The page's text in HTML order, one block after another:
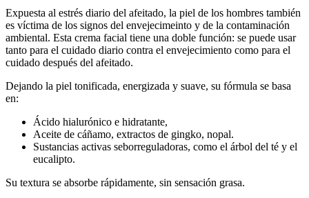
Expuesta al estrés diario del afeitado, la piel de los hombres también
es víctima de los signos del envejecimeinto y de la contaminación
ambiental. Esta crema facial tiene una doble función: se puede usar
tanto para el cuidado diario contra el envejecimiento como para el
cuidado después del afeitado.
Dejando la piel tonificada, energizada y suave, su fórmula se basa
en:
Ácido hialurónico e hidratante,
Aceite de cáñamo, extractos de gingko, nopal.
Sustancias activas seborreguladoras, como el árbol del té y el
eucalipto.
Su textura se absorbe rápidamente, sin sensación grasa.